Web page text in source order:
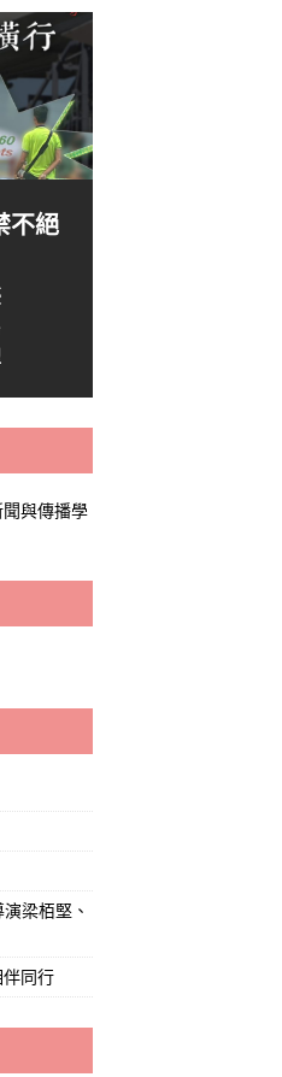
不絕
與傳播學
梁栢堅、
同行